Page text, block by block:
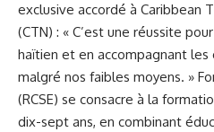
exclusive accordé à Caribbean
(CTN) : « C’est une réussite
haïtien et en accompagnant
malgré nos faibles moyens. »
(RCSE) se consacre à la
dix-sept ans, en combinant